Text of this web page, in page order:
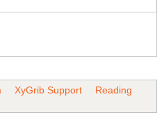
XyGrib Support
Reading